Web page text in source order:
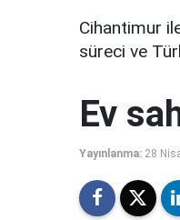
Cihantimur
süreci ve
Ev
Yayınlanma: 28